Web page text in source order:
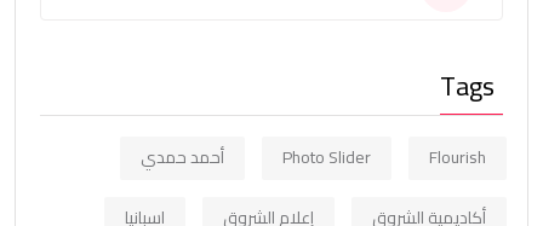
Tags
Flourish
Photo Slider
أحمد حمدي
أكاديمية الشروق
إعلام الشروق
اسبانيا